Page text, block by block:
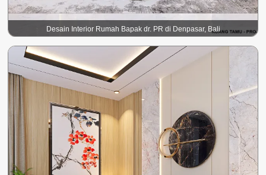
Desain Interior Rumah Bapak dr. PR di Denpasar, Bali